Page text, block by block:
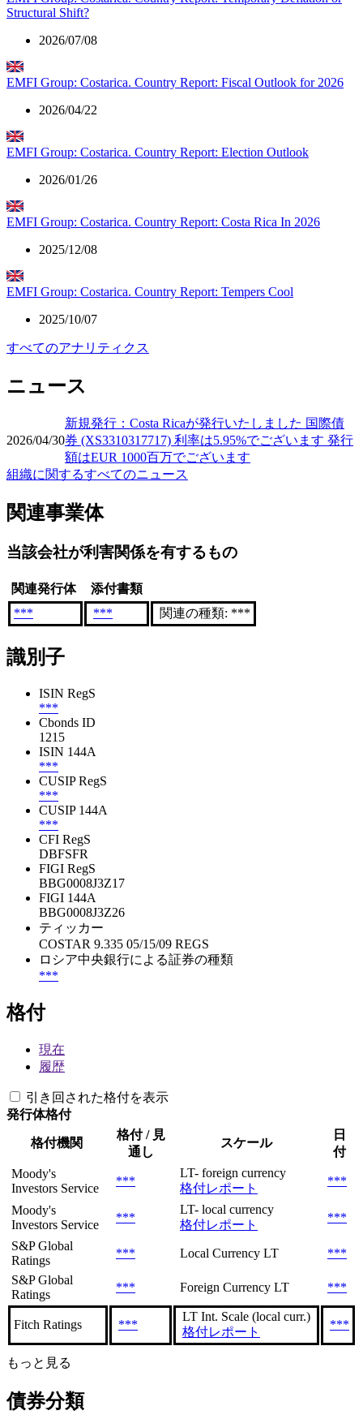
Structural Shift?
2026/07/08
EMFI Group: Costarica. Country Report: Fiscal Outlook for 2026
2026/04/22
EMFI Group: Costarica. Country Report: Election Outlook
2026/01/26
EMFI Group: Costarica. Country Report: Costa Rica In 2026
2025/12/08
EMFI Group: Costarica. Country Report: Tempers Cool
2025/10/07
すべてのアナリティクス
ニュース
2026/04/30
新規発行：Costa Ricaが発行いたしました 国際債
券 (XS3310317717) 利率は5.95%でございます 発行
額はEUR 1000百万でございます
組織に関するすべてのニュース
関連事業体
当該会社が利害関係を有するもの
関連発行体
添付書類
***
*** 関連の種類: ***
識別子
ISIN RegS
***
Cbonds ID
1215
ISIN 144A
***
CUSIP RegS
***
CUSIP 144A
***
CFI RegS
DBFSFR
FIGI RegS
BBG0008J3Z17
FIGI 144A
BBG0008J3Z26
ティッカー
COSTAR 9.335 05/15/09 REGS
ロシア中央銀行による証券の種類
***
格付
現在
履歴
引き回された格付を表示
発行体格付
格付機関
格付 / 見
通し
スケール
日
付
Moody's
Investors Service
***
LT- foreign currency
格付レポート
***
Moody's
Investors Service
***
LT- local currency
格付レポート
***
S&P Global
Ratings
*** Local Currency LT
***
S&P Global
Ratings
*** Foreign Currency LT ***
Fitch Ratings ***
LT Int. Scale (local curr.)
格付レポート
***
もっと見る
債券分類